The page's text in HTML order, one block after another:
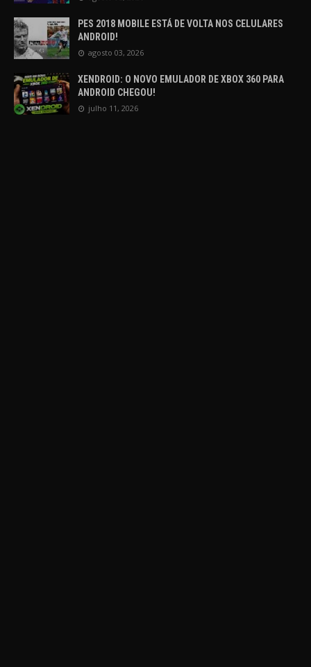
PES 2018 MOBILE ESTÁ DE VOLTA NOS CELULARES
ANDROID!
agosto 03, 2026
XENDROID: O NOVO EMULADOR DE XBOX 360 PARA
ANDROID CHEGOU!
julho 11, 2026